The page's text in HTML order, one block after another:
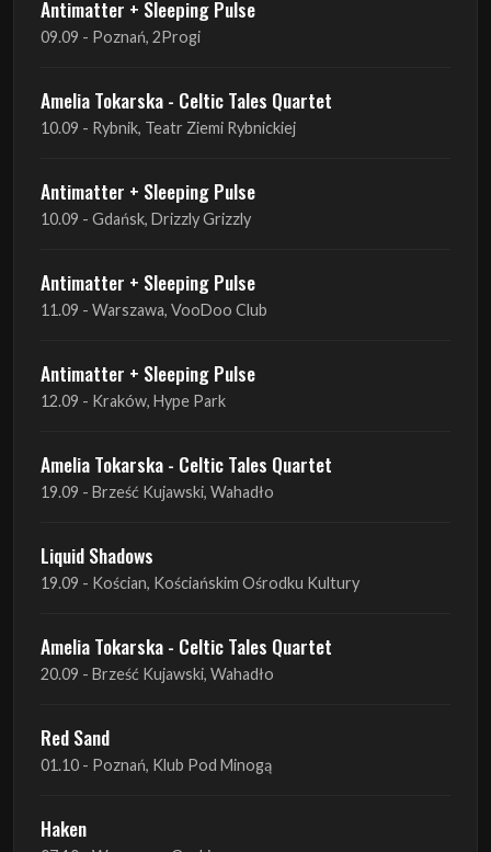
10.09 - Rybnik, Teatr Ziemi Rybnickiej
Antimatter + Sleeping Pulse
Antimatter + Sleeping Pulse
11.09 - Warszawa, VooDoo Club
Antimatter + Sleeping Pulse
12.09 - Kraków, Hype Park
Amelia Tokarska - Celtic Tales Quartet
19.09 - Brześć Kujawski, Wahadło
Liquid Shadows
19.09 - Kościan, Kościańskim Ośrodku Kultury
Amelia Tokarska - Celtic Tales Quartet
20.09 - Brześć Kujawski, Wahadło
Red Sand
Haken
Heretoir + Unreqvited + Nidare